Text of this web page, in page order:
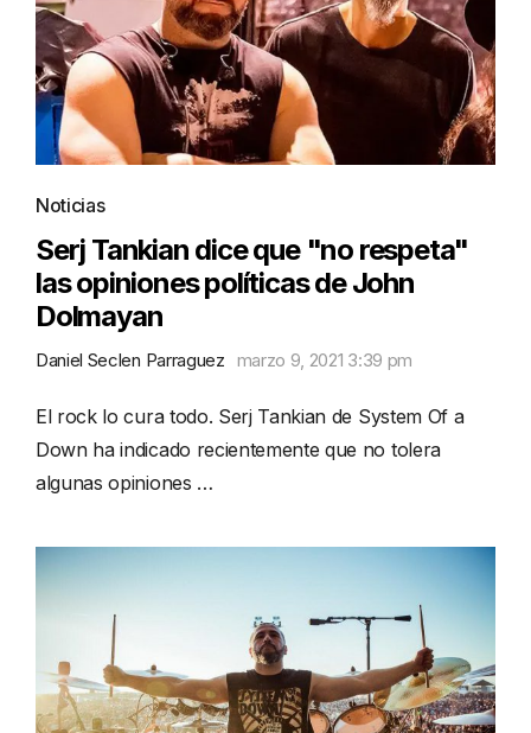
Noticias
Serj Tankian dice que "no respeta"
las opiniones políticas de John
Dolmayan
Daniel Seclen Parraguez marzo 9, 2021 3:39 pm
El rock lo cura todo. Serj Tankian de System Of a
Down ha indicado recientemente que no tolera
algunas opiniones …